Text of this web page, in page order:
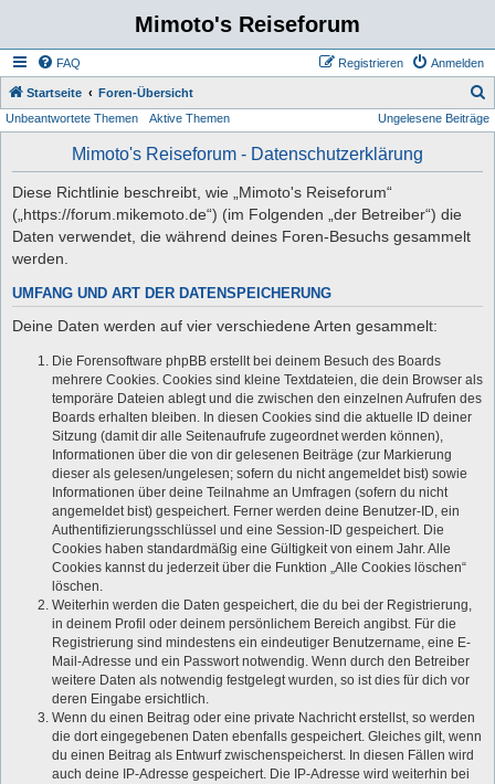
Mimoto's Reiseforum
FAQ Anmelden
Registrieren
Startseite Foren-Übersicht
u
Unbeantwortete Themen Aktive Themen Ungelesene Beiträge
Mimoto's Reiseforum - Datenschutzerklärung
Diese Richtlinie beschreibt, wie „Mimoto's Reiseforum“
(„https://forum.mikemoto.de“) (im Folgenden „der Betreiber“) die
Daten verwendet, die während deines Foren-Besuchs gesammelt
werden.
UMFANG UND ART DER DATENSPEICHERUNG
Deine Daten werden auf vier verschiedene Arten gesammelt:
Die Forensoftware phpBB erstellt bei deinem Besuch des Boards
mehrere Cookies. Cookies sind kleine Textdateien, die dein Browser als
temporäre Dateien ablegt und die zwischen den einzelnen Aufrufen des
Boards erhalten bleiben. In diesen Cookies sind die aktuelle ID deiner
Sitzung (damit dir alle Seitenaufrufe zugeordnet werden können),
Informationen über die von dir gelesenen Beiträge (zur Markierung
dieser als gelesen/ungelesen; sofern du nicht angemeldet bist) sowie
Informationen über deine Teilnahme an Umfragen (sofern du nicht
angemeldet bist) gespeichert. Ferner werden deine Benutzer-ID, ein
Authentifizierungsschlüssel und eine Session-ID gespeichert. Die
Cookies haben standardmäßig eine Gültigkeit von einem Jahr. Alle
Cookies kannst du jederzeit über die Funktion „Alle Cookies löschen“
löschen.
Weiterhin werden die Daten gespeichert, die du bei der Registrierung,
in deinem Profil oder deinem persönlichem Bereich angibst. Für die
Registrierung sind mindestens ein eindeutiger Benutzername, eine E-
Mail-Adresse und ein Passwort notwendig. Wenn durch den Betreiber
weitere Daten als notwendig festgelegt wurden, so ist dies für dich vor
deren Eingabe ersichtlich.
Wenn du einen Beitrag oder eine private Nachricht erstellst, so werden
die dort eingegebenen Daten ebenfalls gespeichert. Gleiches gilt, wenn
du einen Beitrag als Entwurf zwischenspeicherst. In diesen Fällen wird
auch deine IP-Adresse gespeichert. Die IP-Adresse wird weiterhin bei